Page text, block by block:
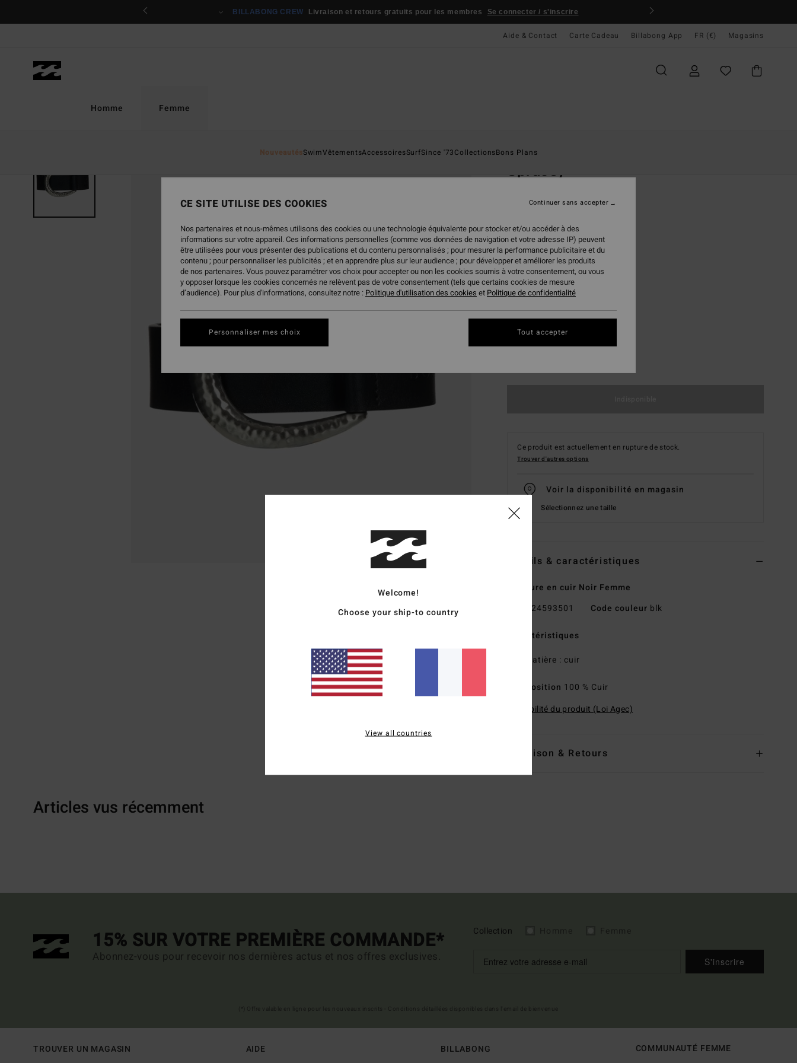
BILLABONG CREW Livraison et retours gratuits pour les membres Se connecter / s'inscrire
Aide & Contact Carte Cadeau Billabong App FR (€) Magasins
Homme Femme
NouveautésSwimVêtementsAccessoiresSurfSince '73CollectionsBons Plans
Sprucey
CouleurBlack
S/M
Ce produit est actuellement en rupture de stock.
Trouver d'autres options
Voir la disponibilité en magasin
Sélectionnez une taille
Details & caractéristiques
Ceinture en cuir Noir Femme
24593501 Code couleur blk
Caractéristiques
Matière : cuir
Composition 100 % Cuir
Traçabilité du produit (Loi Agec)
Livraison & Retours
Articles vus récemment
15% SUR VOTRE PREMIÈRE COMMANDE*
Abonnez-vous pour recevoir nos dernières actus et nos offres exclusives.
Collection
S'inscrire
TROUVER UN MAGASIN AIDE BILLABONG COMMUNAUTÉ FEMME
Welcome!
Choose your ship-to country
View all countries
CE SITE UTILISE DES COOKIES
Nos partenaires et nous-mêmes utilisons des cookies ou une technologie équivalente pour stocker et/ou accéder à des
informations sur votre appareil. Ces informations personnelles (comme vos données de navigation et votre adresse IP) peuvent
être utilisées pour vous présenter des publications et du contenu personnalisés ; pour mesurer la performance publicitaire et du
contenu ; pour personnaliser les publicités ; et en apprendre plus sur leur audience ; pour développer et améliorer les produits
de nos partenaires. Vous pouvez paramétrer vos choix pour accepter ou non les cookies soumis à votre consentement, ou vous
y opposer lorsque les cookies concernés ne relèvent pas de votre consentement (tels que certains cookies de mesure
d’audience). Pour plus d'informations, consultez notre : Politique d'utilisation des cookies et Politique de confidentialité
Personnaliser mes choix
Continuer sans accepter
Tout accepter